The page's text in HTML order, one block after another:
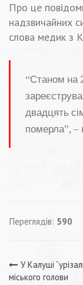
Про це
надзвичайних
слова медик з
“Станом на
двадцять
померла”, –
Переглядів: 590
У Калуші
міського голови